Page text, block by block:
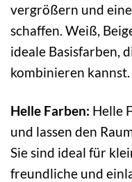
vergrößern und
schaffen. Weiß,
ideale Basisfarben,
kombinieren kannst.
Helle Farben: Helle
und lassen den
Sie sind ideal für
freundliche und